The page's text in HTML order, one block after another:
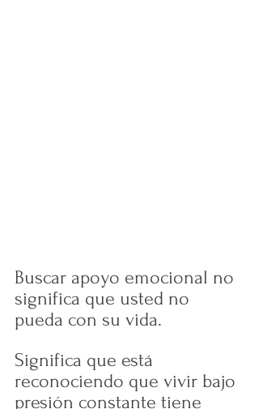
Buscar apoyo emocional no
significa que usted no
pueda con su vida.
Significa que está
reconociendo que vivir bajo
presión constante tiene